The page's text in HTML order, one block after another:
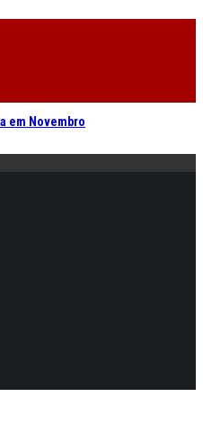
em Novembro